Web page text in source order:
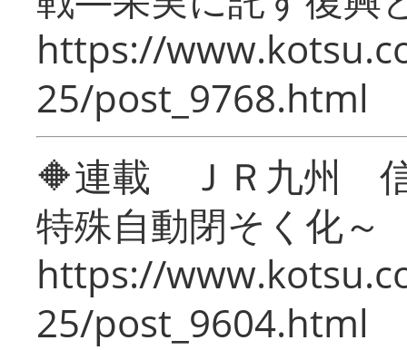
https://
25/post_9768.html
🔶連載 ＪＲ九州 信
特殊自動閉そく化～
https://
25/post_9604.html